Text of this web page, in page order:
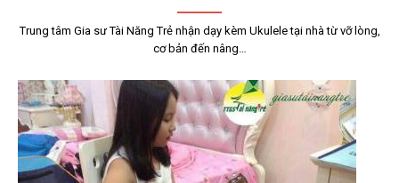
Trung tâm Gia sư Tài Năng Trẻ nhận dạy kèm Ukulele tại nhà từ vỡ lòng,
cơ bản đến nâng…